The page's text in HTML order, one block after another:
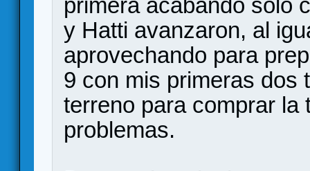
y Hatti avanzaron, al
aprovechando para
9 con mis primeras dos
terreno para comprar
problemas.